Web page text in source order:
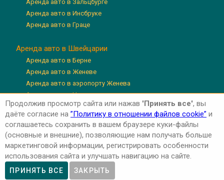
Аренда авто в Зальцбурге
Аренда авто в Инсбруке
Аренда авто в Граце
Аренда авто в Швейцарии
Аренда авто в Берне
Аренда авто в Женеве
Аренда авто в аэропорту Женева
Аренда авто в Цюрихе
Аренда авто в аэропорту Цюрих
Аренда авто в Люцерне
Авторские права © 2026 'Авто-Аренда'
Privacy Policy
Продолжив просмотр сайта или нажав 'Принять все', вы
даёте согласие на ”Политику в отношении файлов cookie” и
соглашаетесь сохранить в вашем браузере куки-файлы
(основные и внешние), позволяющие нам получать больше
маркетинговой информации, регистрировать особенности
использования сайта и улучшать навигацию на сайте.
ПРИНЯТЬ ВСЕ ЗАКРЫТЬ